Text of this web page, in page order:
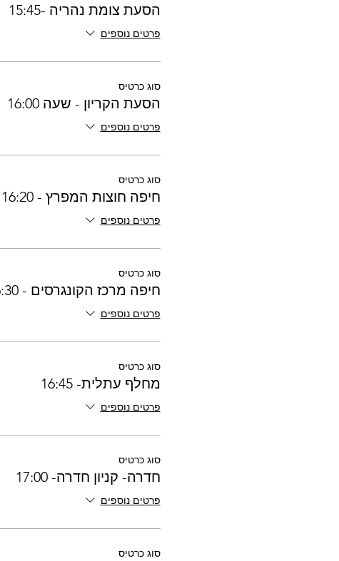
הסעת צומת נהריה -15:45
פרטים נוספים
סוג כרטיס
הסעת הקריון - שעה 16:00
פרטים נוספים
סוג כרטיס
חיפה חוצות המפרץ - 16:20
פרטים נוספים
סוג כרטיס
חיפה מרכז הקונגרסים - 16:30
פרטים נוספים
סוג כרטיס
מחלף עתלית- 16:45
פרטים נוספים
סוג כרטיס
חדרה- קניון חדרה- 17:00
פרטים נוספים
סוג כרטיס